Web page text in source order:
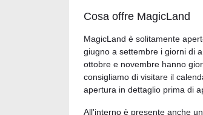
Cosa offre MagicLand
MagicLand è solitamente
giugno a settembre i giorni di
ottobre e novembre hanno
consigliamo di visitare il
apertura in dettaglio prima di
All'interno è presente anche